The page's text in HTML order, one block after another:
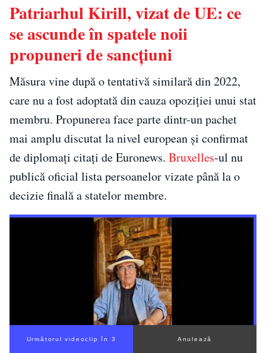
Patriarhul Kirill, vizat de UE: ce
se ascunde în spatele noii
propuneri de sancțiuni
Măsura vine după o tentativă similară din 2022,
care nu a fost adoptată din cauza opoziției unui stat
membru. Propunerea face parte dintr-un pachet
mai amplu discutat la nivel european și confirmat
de diplomați citați de Euronews. Bruxelles-ul nu
publică oficial lista persoanelor vizate până la o
decizie finală a statelor membre.
Următorul videoclip în 2 Anulează